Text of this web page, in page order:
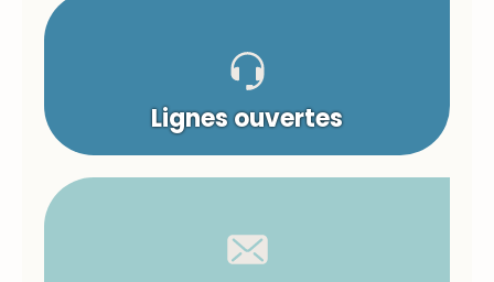
Lignes ouvertes